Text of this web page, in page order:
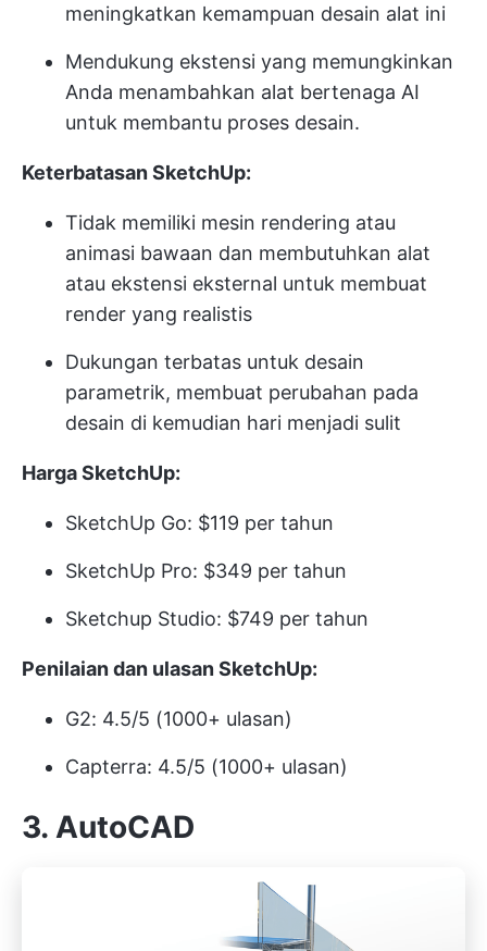
meningkatkan kemampuan desain alat ini
Mendukung ekstensi yang memungkinkan
Anda menambahkan alat bertenaga AI
untuk membantu proses desain.
Keterbatasan SketchUp:
Tidak memiliki mesin rendering atau
animasi bawaan dan membutuhkan alat
atau ekstensi eksternal untuk membuat
render yang realistis
Dukungan terbatas untuk desain
parametrik, membuat perubahan pada
desain di kemudian hari menjadi sulit
Harga SketchUp:
SketchUp Go: $119 per tahun
SketchUp Pro: $349 per tahun
Sketchup Studio: $749 per tahun
Penilaian dan ulasan SketchUp:
G2: 4.5/5 (1000+ ulasan)
Capterra: 4.5/5 (1000+ ulasan)
3. AutoCAD